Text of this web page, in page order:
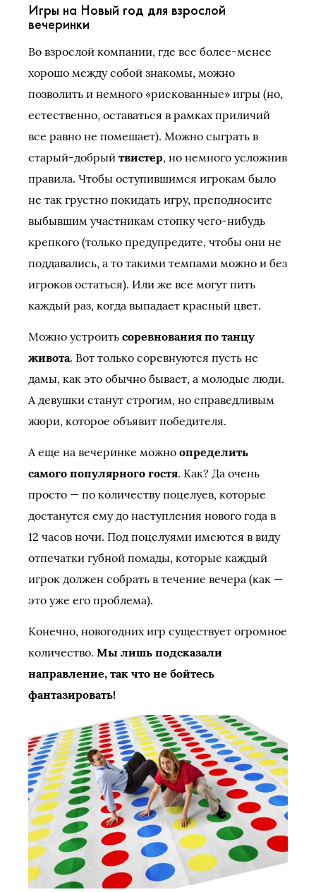
Игры на Новый год для взрослой
вечеринки
Во взрослой компании, где все более-менее
хорошо между собой знакомы, можно
позволить и немного «рискованные» игры (но,
естественно, оставаться в рамках приличий
все равно не помешает). Можно сыграть в
старый-добрый твистер, но немного усложнив
правила. Чтобы оступившимся игрокам было
не так грустно покидать игру, преподносите
выбывшим участникам стопку чего-нибудь
крепкого (только предупредите, чтобы они не
поддавались, а то такими темпами можно и без
игроков остаться). Или же все могут пить
каждый раз, когда выпадает красный цвет.
Можно устроить соревнования по танцу
живота. Вот только соревнуются пусть не
дамы, как это обычно бывает, а молодые люди.
А девушки станут строгим, но справедливым
жюри, которое объявит победителя.
А еще на вечеринке можно определить
самого популярного гостя. Как? Да очень
просто — по количеству поцелуев, которые
достанутся ему до наступления нового года в
12 часов ночи. Под поцелуями имеются в виду
отпечатки губной помады, которые каждый
игрок должен собрать в течение вечера (как —
это уже его проблема).
Конечно, новогодних игр существует огромное
количество. Мы лишь подсказали
направление, так что не бойтесь
фантазировать!